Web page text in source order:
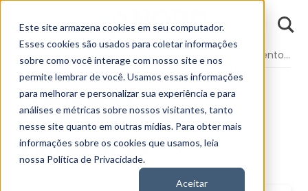
Este site armazena cookies em seu computador.
Esses cookies são usados para coletar informações
sobre como você interage com nosso site e nos
permite lembrar de você. Usamos essas informações
para melhorar e personalizar sua experiência e para
análises e métricas sobre nossos visitantes, tanto
nesse site quanto em outras mídias. Para obter mais
informações sobre os cookies que usamos, leia
nossa Política de Privacidade.
Aceitar
Segmentos da Bolsa Produtos E Equipamentos De Construção
Produtos E
Equipamentos De
Construção